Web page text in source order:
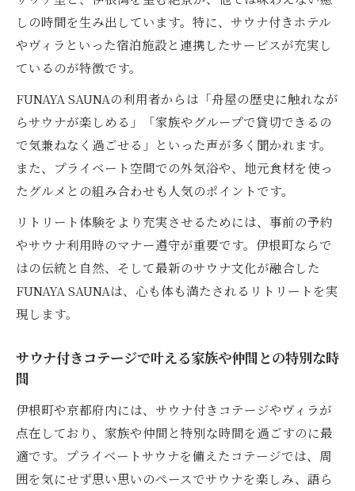
しの時間を生み出しています。特に、サウナ付きホテル
やヴィラといった宿泊施設と連携したサービスが充実し
ているのが特徴です。
FUNAYA SAUNAの利用者からは「舟屋の歴史に触れなが
らサウナが楽しめる」「家族やグループで貸切できるの
で気兼ねなく過ごせる」といった声が多く聞かれます。
また、プライベート空間での外気浴や、地元食材を使っ
たグルメとの組み合わせも人気のポイントです。
リトリート体験をより充実させるためには、事前の予約
やサウナ利用時のマナー遵守が重要です。伊根町ならで
はの伝統と自然、そして最新のサウナ文化が融合した
FUNAYA SAUNAは、心も体も満たされるリトリートを実
現します。
サウナ付きコテージで叶える家族や仲間との特別な時
間
伊根町や京都府内には、サウナ付きコテージやヴィラが
点在しており、家族や仲間と特別な時間を過ごすのに最
適です。プライベートサウナを備えたコテージでは、周
囲を気にせず思い思いのペースでサウナを楽しみ、語ら